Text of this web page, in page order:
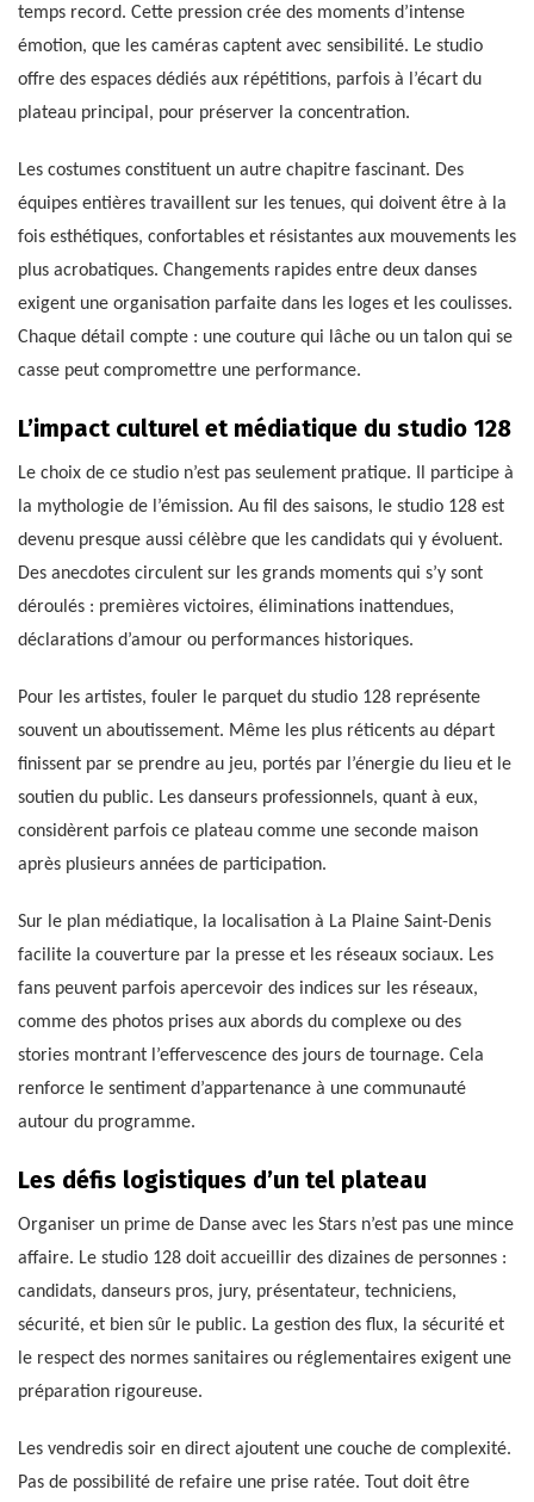
temps record. Cette pression crée des moments d’intense
émotion, que les caméras captent avec sensibilité. Le studio
offre des espaces dédiés aux répétitions, parfois à l’écart du
plateau principal, pour préserver la concentration.
Les costumes constituent un autre chapitre fascinant. Des
équipes entières travaillent sur les tenues, qui doivent être à la
fois esthétiques, confortables et résistantes aux mouvements les
plus acrobatiques. Changements rapides entre deux danses
exigent une organisation parfaite dans les loges et les coulisses.
Chaque détail compte : une couture qui lâche ou un talon qui se
casse peut compromettre une performance.
L’impact culturel et médiatique du studio 128
Le choix de ce studio n’est pas seulement pratique. Il participe à
la mythologie de l’émission. Au fil des saisons, le studio 128 est
devenu presque aussi célèbre que les candidats qui y évoluent.
Des anecdotes circulent sur les grands moments qui s’y sont
déroulés : premières victoires, éliminations inattendues,
déclarations d’amour ou performances historiques.
Pour les artistes, fouler le parquet du studio 128 représente
souvent un aboutissement. Même les plus réticents au départ
finissent par se prendre au jeu, portés par l’énergie du lieu et le
soutien du public. Les danseurs professionnels, quant à eux,
considèrent parfois ce plateau comme une seconde maison
après plusieurs années de participation.
Sur le plan médiatique, la localisation à La Plaine Saint-Denis
facilite la couverture par la presse et les réseaux sociaux. Les
fans peuvent parfois apercevoir des indices sur les réseaux,
comme des photos prises aux abords du complexe ou des
stories montrant l’effervescence des jours de tournage. Cela
renforce le sentiment d’appartenance à une communauté
autour du programme.
Les défis logistiques d’un tel plateau
Organiser un prime de Danse avec les Stars n’est pas une mince
affaire. Le studio 128 doit accueillir des dizaines de personnes :
candidats, danseurs pros, jury, présentateur, techniciens,
sécurité, et bien sûr le public. La gestion des flux, la sécurité et
le respect des normes sanitaires ou réglementaires exigent une
préparation rigoureuse.
Les vendredis soir en direct ajoutent une couche de complexité.
Pas de possibilité de refaire une prise ratée. Tout doit être